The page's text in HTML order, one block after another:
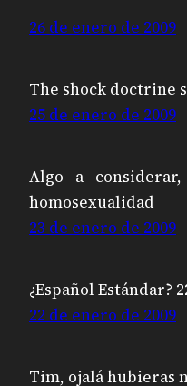
26 de enero de 2009
The shock doctrine
25 de enero de 2009
Algo a
homosexualidad
23 de enero de 2009
¿Español Estándar?
22 de enero de 2009
Tim, ojalá hubieras